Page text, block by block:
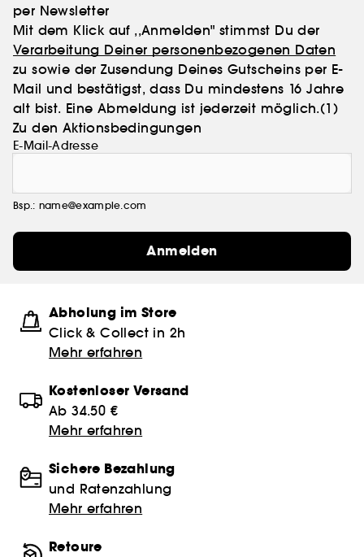
per Newsletter
Mit dem Klick auf ,,Anmelden" stimmst Du der
Verarbeitung Deiner personenbezogenen Daten
zu sowie der Zusendung Deines Gutscheins per E-
Mail und bestätigst, dass Du mindestens 16 Jahre
alt bist. Eine Abmeldung ist jederzeit möglich.(1)
Zu den Aktionsbedingungen
E-Mail-Adresse
Bsp.: name@example.com
Anmelden
Abholung im Store
Click & Collect in 2h
Mehr erfahren
Kostenloser Versand
Ab 34.50 €
Mehr erfahren
Sichere Bezahlung
und Ratenzahlung
Mehr erfahren
Retoure